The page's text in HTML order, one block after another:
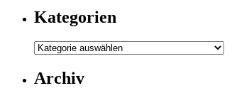
Kategorien
Archiv